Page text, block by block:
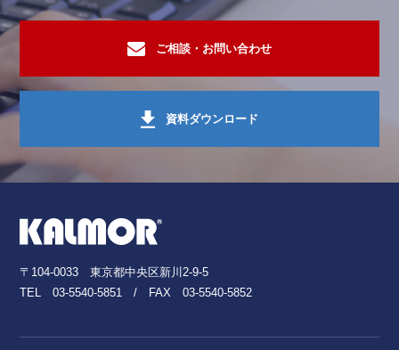
学校法人・施設 セラミックフィルター脱臭装置ゼオ
学校法人・施設 セラミックフィルター脱臭装置ゼオ
商業施設・複合ビル施設 セラミックフィルター脱臭装置ゼオ
飲食店 セラミックフィルター脱臭装置ゼオ
住居・マンション
ご相談・お問い合わせ
資料ダウンロード
〒104-0033 東京都中央区新川2-9-5
TEL03-5540-5851 / FAX 03-5540-5852